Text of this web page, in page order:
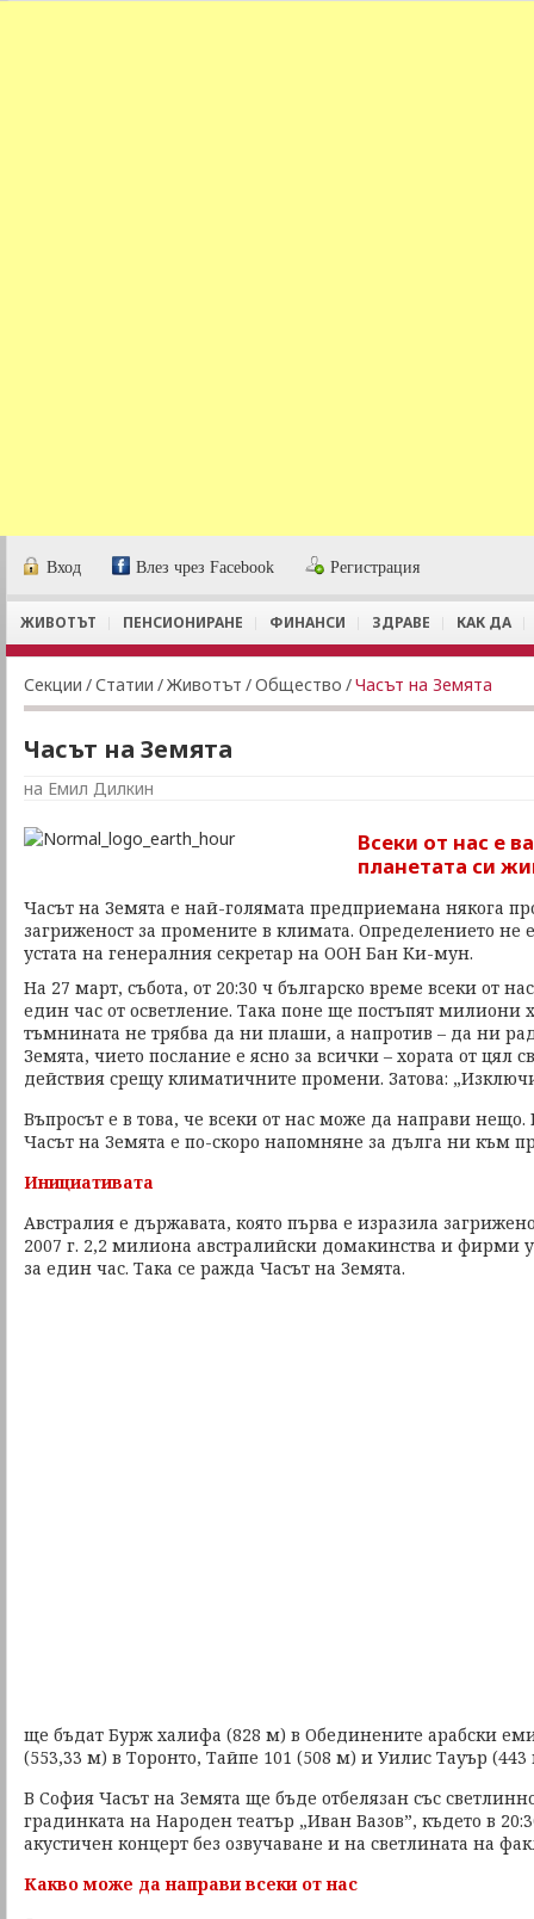
Вход Влез чрез Facebook Регистрация
ЖИВОТЪТ ПЕНСИОНИРАНЕ ФИНАНСИ ЗДРАВЕ КАК ДА
Секции /Статии /Животът /Общество /Часът на Земята
Часът на Земята
на Емил Дилкин
Всеки от нас е
планетата си
Часът на Земята е най-голямата предприемана някога
загриженост за промените в климата. Определението не
устата на генералния секретар на ООН Бан Ки-мун.
На 27 март, събота, от 20:30 ч българско време всеки от
един час от осветление. Така поне ще постъпят милиони
тъмнината не трябва да ни плаши, а напротив – да ни
Земята, чието послание е ясно за всички – хората от цял
действия срещу климатичните промени. Затова:
Въпросът е в това, че всеки от нас може да направи
Часът на Земята е по-скоро напомняне за дълга ни към
Инициативата
Австралия е държавата, която първа е изразила
2007 г. 2,2 милиона австралийски домакинства и фирми
за един час. Така се ражда Часът на Земята.
ще бъдат Бурж халифа (828 м) в Обединените арабски
(553,33 м) в Торонто, Тайпе 101 (508 м) и Уилис Тауър
В София Часът на Земята ще бъде отбелязан със
градинката на Народен театър „Иван Вазов”, където в
акустичен концерт без озвучаване и на светлината на
Какво може да направи всеки от нас